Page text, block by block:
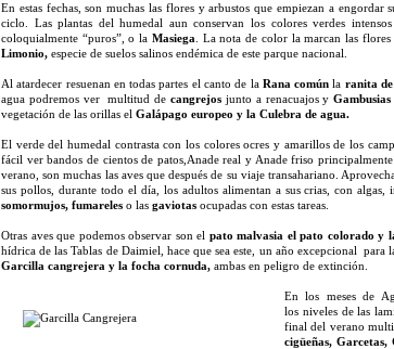
En estas fechas, son muchas las flores y arbustos que empiezan a
ciclo. Las plantas del humedal aun conservan los colores verdes
coloquialmente “puros”, o la Masiega . La nota de color la marcan las flores
Limonio, especie de suelos salinos endémica de este parque nacional.
Al atardecer resuenan en todas partes el canto de la Rana común la ranita de
agua podremos ver multitud decangrejos junto a renacuajos yGambusias
vegetación de las orillas el Galápago europeo y la Culebra de agua.
El verde del humedal contrasta con los colores ocres y amarillos de los
fácil ver bandos de cientos de patos,Anade real y Anade friso principalmente
verano, son muchas las aves que después de su viaje transahariano.
sus pollos, durante todo el día, los adultos alimentan a sus crias, con algas,
somormujos, fumareles o las gaviotas ocupadas con estas tareas.
Otras aves que podemos observar son el pato malvasia el pato colorado y
hídrica de las Tablas de Daimiel, hace que sea este, un año excepcional
Garcilla cangrejera y la focha cornuda, ambas en peligro de extinción.
En los meses de
los niveles de las
final del verano
cigüeñas,